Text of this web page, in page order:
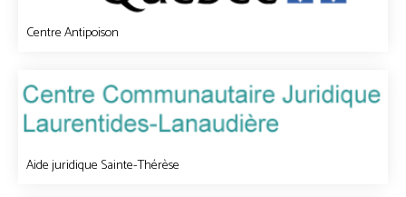
Centre Antipoison
Aide juridique Sainte-Thérèse